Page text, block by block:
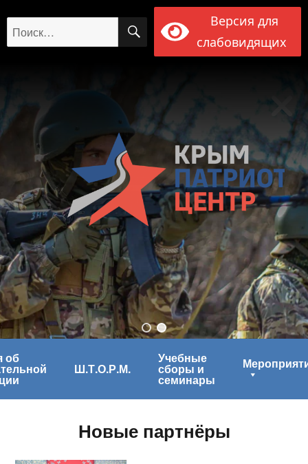
Искать: ПОИСК
Версия для
слабовидящих
об
Ш.Т.О.Р.М.
Учебные
сборы и
семинары
Новые партнёры